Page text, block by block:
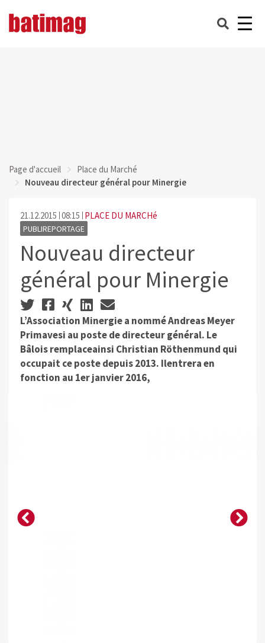
Page d'accueil
Place du Marché
Nouveau directeur général pour Minergie
21.12.2015 08:15 PLACE DU MARCHé
PUBLIREPORTAGE
Nouveau directeur
général pour Minergie
L’Association Minergie a nommé Andreas Meyer
Primavesi au poste de directeur général. Le
Bâlois remplaceainsi Christian Röthenmund qui
occupait ce poste depuis 2013. Ilentrera en
fonction au 1er janvier 2016,